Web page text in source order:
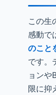
この生
感動で
のこと
です。
ョンや
限に抑